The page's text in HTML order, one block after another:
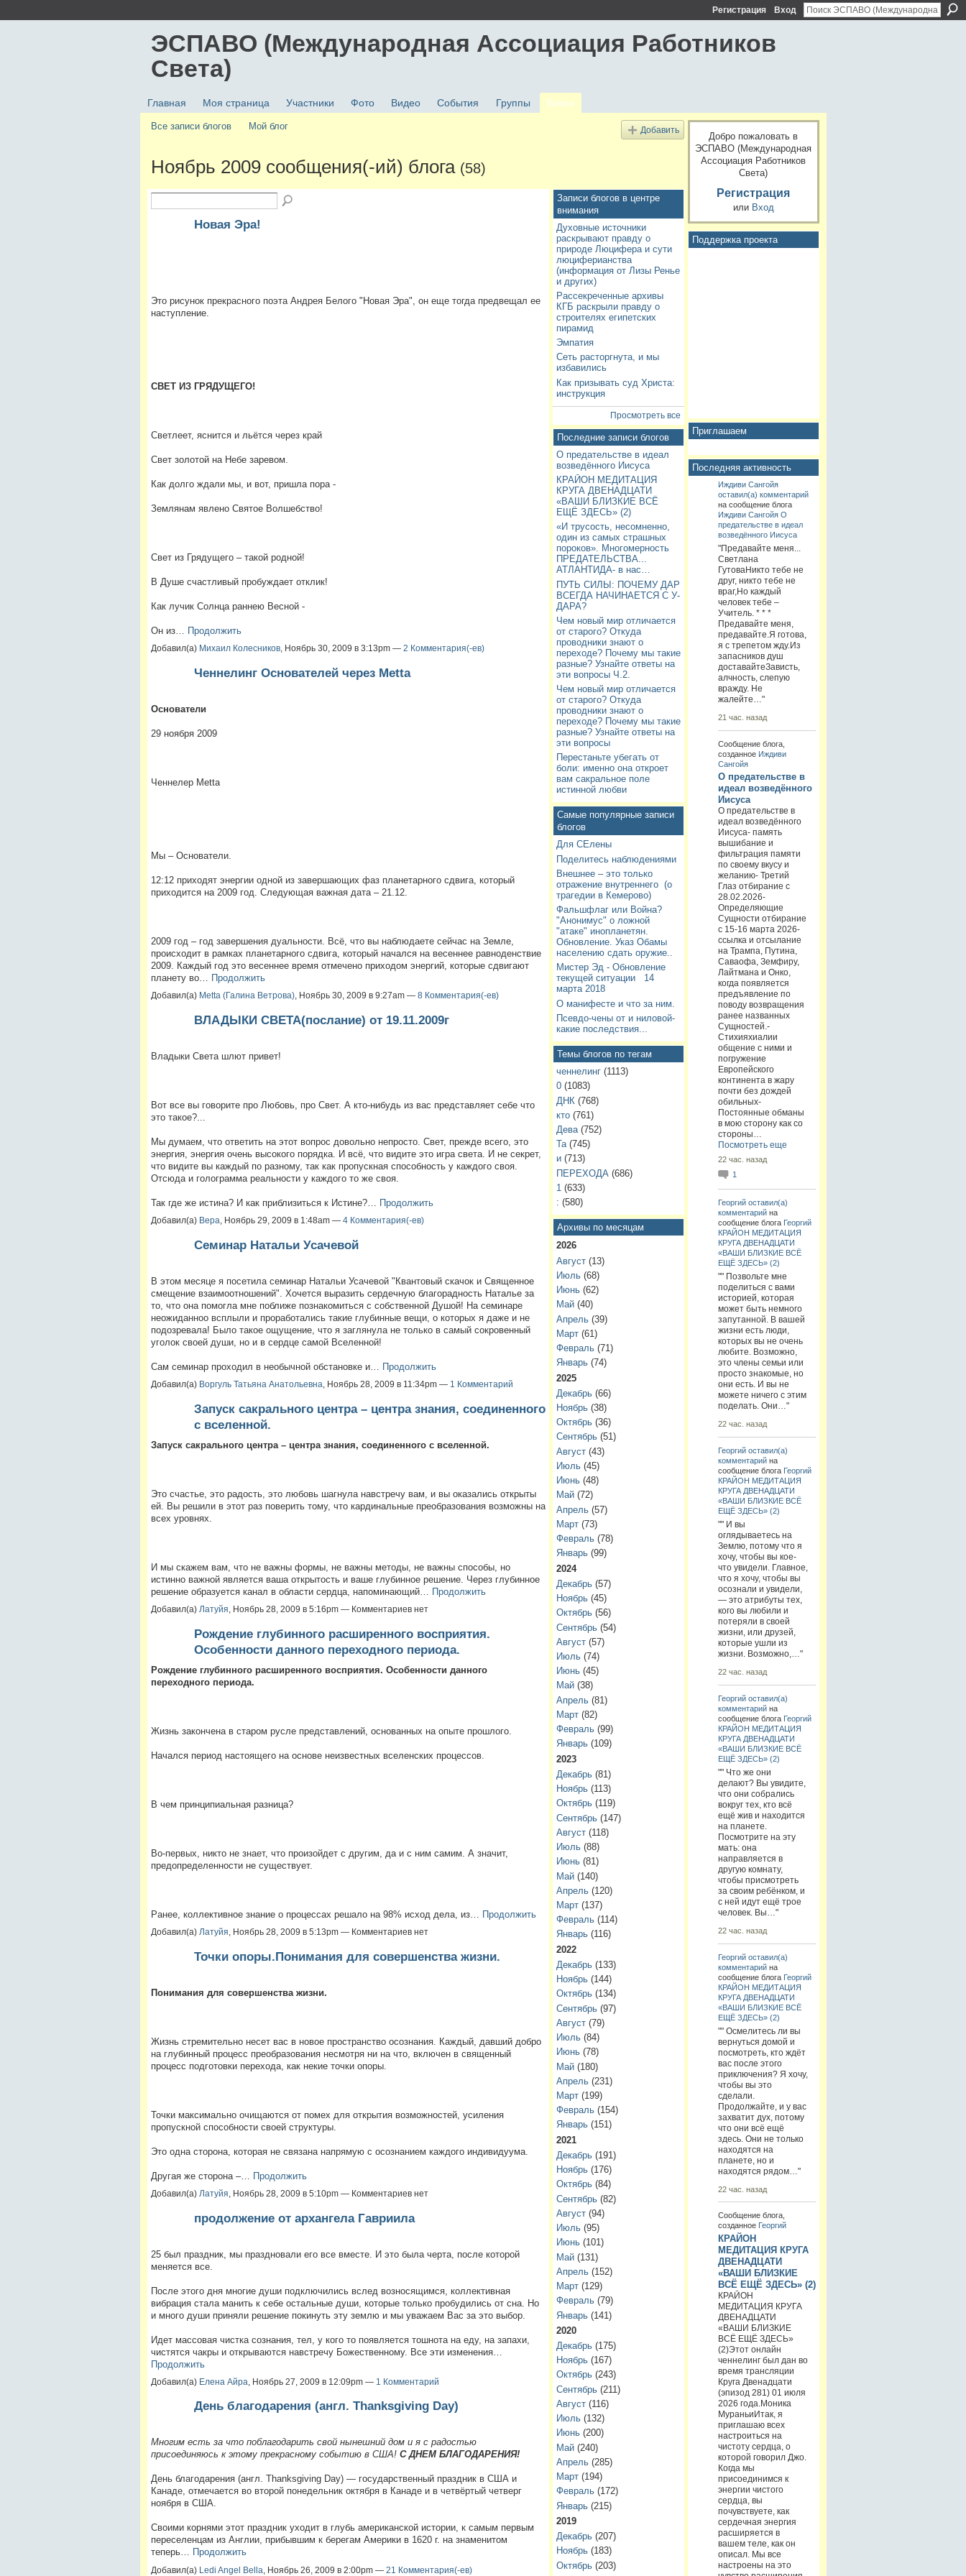
Регистрация Вход
ЭСПАВО (Международная Ассоциация Работников
Света)
Главная Моя страница Участники Фото Видео События Группы Блоги
Все записи блогов Мой блог Добавить
Ноябрь 2009 сообщения(-ий) блога (58)
Новая Эра!
Это рисунок прекрасного поэта Андрея Белого "Новая Эра", он еще тогда предвещал ее
наступление.
СВЕТ ИЗ ГРЯДУЩЕГО!
Светлеет, яснится и льётся через край
Свет золотой на Небе заревом.
Как долго ждали мы, и вот, пришла пора -
Землянам явлено Святое Волшебство!
Свет из Грядущего – такой родной!
В Душе счастливый пробуждает отклик!
Как лучик Солнца раннею Весной -
Он из… Продолжить
Добавил(а) Михаил Колесников, Ноябрь 30, 2009 в 3:13pm — 2 Комментария(-ев)
Ченнелинг Основателей через Metta
Основатели
29 ноября 2009
Ченнелер Metta
Мы – Основатели.
12:12 приходят энергии одной из завершающих фаз планетарного сдвига, который
приходится на 2009 год. Следующая важная дата – 21.12.
2009 год – год завершения дуальности. Всё, что вы наблюдаете сейчас на Земле,
происходит в рамках планетарного сдвига, который начался на весеннее равноденствие
2009. Каждый год это весеннее время отмечено приходом энергий, которые сдвигают
планету во…
Продолжить
Добавил(а) Metta (Галина Ветрова), Ноябрь 30, 2009 в 9:27am — 8 Комментария(-ев)
ВЛАДЫКИ СВЕТА(послание) от 19.11.2009г
Владыки Света шлют привет!
Вот все вы говорите про Любовь, про Свет. А кто-нибудь из вас представляет себе что
это такое?...
Мы думаем, что ответить на этот вопрос довольно непросто. Свет, прежде всего, это
энергия, энергия очень высокого порядка. И всё, что видите это игра света. И не секрет,
что видите вы каждый по разному, так как пропускная способность у каждого своя.
Отсюда и голограмма реальности у каждого то же своя.
Так где же истина? И как приблизиться к Истине?… Продолжить
Добавил(а) Вера, Ноябрь 29, 2009 в 1:48am — 4 Комментария(-ев)
Семинар Натальи Усачевой
В этом месяце я посетила семинар Натальи Усачевой "Квантовый скачок и Священное
смещение взаимоотношений". Хочется выразить сердечную благорадность Наталье за
то, что она помогла мне поближе познакомиться с собственной Душой! На семинаре
неожиданноо всплыли и проработались такие глубинные вещи, о которых я даже и не
подозревала! Было такое ощущение, что я заглянула не только в самый сокровенный
уголок своей души, но и в сердце самой Вселенной!
Сам семинар проходил в необычной обстановке и… Продолжить
Добавил(а) Воргуль Татьяна Анатольевна, Ноябрь 28, 2009 в 11:34pm — 1 Комментарий
Запуск сакрального центра – центра знания, соединенного
с вселенной.
Запуск сакрального центра – центра знания, соединенного с вселенной.
Это счастье, это радость, это любовь шагнула навстречу вам, и вы оказались открыты
ей. Вы решили в этот раз поверить тому, что кардинальные преобразования возможны на
всех уровнях.
И мы скажем вам, что не важны формы, не важны методы, не важны способы, но
истинно важной является ваша открытость и ваше глубинное решение. Через глубинное
решение образуется канал в области сердца, напоминающий… Продолжить
Добавил(а) Латуйя, Ноябрь 28, 2009 в 5:16pm — Комментариев нет
Рождение глубинного расширенного восприятия.
Особенности данного переходного периода.
Рождение глубинного расширенного восприятия. Особенности данного
переходного периода.
Жизнь закончена в старом русле представлений, основанных на опыте прошлого.
Начался период настоящего на основе неизвестных вселенских процессов.
В чем принципиальная разница?
Во-первых, никто не знает, что произойдет с другим, да и с ним самим. А значит,
предопределенности не существует.
Ранее, коллективное знание о процессах решало на 98% исход дела, из… Продолжить
Добавил(а) Латуйя , Ноябрь 28, 2009 в 5:13pm — Комментариев нет
Точки опоры.Понимания для совершенства жизни.
Понимания для совершенства жизни.
Жизнь стремительно несет вас в новое пространство осознания. Каждый, давший добро
на глубинный процесс преобразования несмотря ни на что, включен в священный
процесс подготовки перехода, как некие точки опоры.
Точки максимально очищаются от помех для открытия возможностей, усиления
пропускной способности своей структуры.
Это одна сторона, которая не связана напрямую с осознанием каждого индивидуума.
Другая же сторона –… Продолжить
Добавил(а) Латуйя , Ноябрь 28, 2009 в 5:10pm — Комментариев нет
продолжение от архангела Гавриила
25 был праздник, мы праздновали его все вместе. И это была черта, после которой
меняется все.
После этого дня многие души подключились вслед возносящимся, коллективная
вибрация стала манить к себе остальные души, которые только пробудились от сна. Но
и много души приняли решение покинуть эту землю и мы уважаем Вас за это выбор.
Идет массовая чистка сознания, тел, у кого то появляется тошнота на еду, на запахи,
чистятся чакры и открываются навстречу Божественному. Все эти изменения…
Продолжить
Добавил(а) Елена Айра , Ноябрь 27, 2009 в 12:09pm — 1 Комментарий
День благодарения (англ. Thanksgiving Day)
Многим есть за что поблагодарить свой нынешний дом и я с радостью
присоединяюсь к этому прекрасному событию в США! С ДНЕМ БЛАГОДАРЕНИЯ!
День благодарения (англ. Thanksgiving Day) — государственный праздник в США и
Канаде, отмечается во второй понедельник октября в Канаде и в четвёртый четверг
ноября в США.
Своими корнями этот праздник уходит в глубь американской истории, к самым первым
переселенцам из Англии, прибывшим к берегам Америки в 1620 г. на знаменитом
теперь… Продолжить
Добавил(а) Ledi Angel Bella , Ноябрь 26, 2009 в 2:00pm — 21 Комментария(-ев)
Записи блогов в центре
внимания
Духовные источники
раскрывают правду о
природе Люцифера и сути
люциферианства
(информация от Лизы Ренье
и других)
Рассекреченные архивы
КГБ раскрыли правду о
строителях египетских
пирамид
Эмпатия
Сеть расторгнута, и мы
избавились
Как призывать суд Христа:
инструкция
Просмотреть все
Последние записи блогов
О предательстве в идеал
возведённого Иисуса
КРАЙОН МЕДИТАЦИЯ
КРУГА ДВЕНАДЦАТИ
«ВАШИ БЛИЗКИЕ ВСЁ
ЕЩЁ ЗДЕСЬ» (2)
«И трусость, несомненно,
один из самых страшных
пороков». Многомерность
ПРЕДАТЕЛЬСТВА...
АТЛАНТИДА- в нас…
ПУТЬ СИЛЫ: ПОЧЕМУ ДАР
ВСЕГДА НАЧИНАЕТСЯ С У-
ДАРА?
Чем новый мир отличается
от старого? Откуда
проводники знают о
переходе? Почему мы такие
разные? Узнайте ответы на
эти вопросы Ч.2.
Чем новый мир отличается
от старого? Откуда
проводники знают о
переходе? Почему мы такие
разные? Узнайте ответы на
эти вопросы
Перестаньте убегать от
боли: именно она откроет
вам сакральное поле
истинной любви
Самые популярные записи
блогов
Для СЕлены
Поделитесь наблюдениями
Внешнее – это только
отражение внутреннего (о
трагедии в Кемерово)
Фальшфлаг или Война?
"Анонимус" о ложной
"атаке" инопланетян.
Обновление. Указ Обамы
населению сдать оружие..
Мистер Эд - Обновление
текущей ситуации 14
марта 2018
О манифесте и что за ним.
Псевдо-чены от и ниловой-
какие последствия...
Темы блогов по тегам
ченнелинг(1113)
0(1083)
ДНК (768)
кто(761)
Дева(752)
Та(745)
и(713)
ПЕРЕХОДА (686)
1 (633)
: (580)
Архивы по месяцам
2026
Август(13)
Июль(68)
Июнь(62)
Май(40)
Апрель(39)
Март(61)
Февраль(71)
Январь(74)
2025
Декабрь(66)
Ноябрь(38)
Октябрь(36)
Сентябрь(51)
Август(43)
Июль(45)
Июнь(48)
Май(72)
Апрель(57)
Март(73)
Февраль(78)
Январь(99)
2024
Декабрь(57)
Ноябрь(45)
Октябрь(56)
Сентябрь(54)
Август(57)
Июль(74)
Июнь(45)
Май(38)
Апрель(81)
Март(82)
Февраль(99)
Январь(109)
2023
Декабрь(81)
Ноябрь(113)
Октябрь(119)
Сентябрь(147)
Август(118)
Июль(88)
Июнь(81)
Май(140)
Апрель(120)
Март(137)
Февраль(114)
Январь(116)
2022
Декабрь(133)
Ноябрь(144)
Октябрь(134)
Сентябрь(97)
Август(79)
Июль(84)
Июнь(78)
Май(180)
Апрель(231)
Март(199)
Февраль(154)
Январь(151)
2021
Декабрь(191)
Ноябрь(176)
Октябрь(84)
Сентябрь(82)
Август(94)
Июль(95)
Июнь(101)
Май(131)
Апрель(152)
Март(129)
Февраль(79)
Январь(141)
2020
Декабрь(175)
Ноябрь(167)
Октябрь(243)
Сентябрь(211)
Август(116)
Июль(132)
Июнь(200)
Май(240)
Апрель(285)
Март(194)
Февраль(172)
Январь(215)
2019
Декабрь(207)
Ноябрь(183)
Октябрь(203)
Добро пожаловать в
ЭСПАВО (Международная
Ассоциация Работников
Света)
Регистрация
или Вход
Поддержка проекта
Приглашаем
Последняя активность
Иждиви Сангойя
оставил(а) комментарий
на сообщение блога
Иждиви Сангойя О
предательстве в идеал
возведённого Иисуса
"Предавайте меня...
Светлана
ГутоваНикто тебе не
друг, никто тебе не
враг,Но каждый
человек тебе –
Учитель. * * *
Предавайте меня,
предавайте.Я готова,
я с трепетом жду.Из
запасников душ
доставайтеЗависть,
алчность, слепую
вражду. Не
жалейте…"
21 час. назад
Сообщение блога,
созданное Иждиви
Сангойя
О предательстве в
идеал возведённого
Иисуса
О предательстве в
идеал возведённого
Иисуса- память
вышибание и
фильтрация памяти
по своему вкусу и
желанию- Третий
Глаз отбирание с
28.02.2026-
Определяющие
Сущности отбирание
с 15-16 марта 2026-
ссылка и отсылание
на Трампа, Путина,
Саваофа, Земфиру,
Лайтмана и Онко,
когда появляется
предъявление по
поводу возвращения
ранее названных
Сущностей.-
Стихияхиалии
общение с ними и
погружение
Европейского
континента в жару
почти без дождей
обильных-
Постоянные обманы
в мою сторону как со
стороны…
Посмотреть еще
22 час. назад
1
Георгий оставил(а)
комментарийна
сообщение блога Георгий
КРАЙОН МЕДИТАЦИЯ
КРУГА ДВЕНАДЦАТИ
«ВАШИ БЛИЗКИЕ ВСЁ
ЕЩЁ ЗДЕСЬ» (2)
"" Позвольте мне
поделиться с вами
историей, которая
может быть немного
запутанной. В вашей
жизни есть люди,
которых вы не очень
любите. Возможно,
это члены семьи или
просто знакомые, но
они есть. И вы не
можете ничего с этим
поделать. Они…"
22 час. назад
Георгий оставил(а)
комментарийна
сообщение блога Георгий
КРАЙОН МЕДИТАЦИЯ
КРУГА ДВЕНАДЦАТИ
«ВАШИ БЛИЗКИЕ ВСЁ
ЕЩЁ ЗДЕСЬ» (2)
"" И вы
оглядываетесь на
Землю, потому что я
хочу, чтобы вы кое-
что увидели. Главное,
что я хочу, чтобы вы
осознали и увидели,
— это атрибуты тех,
кого вы любили и
потеряли в своей
жизни, или друзей,
которые ушли из
жизни. Возможно,…"
22 час. назад
Георгий оставил(а)
комментарийна
сообщение блога Георгий
КРАЙОН МЕДИТАЦИЯ
КРУГА ДВЕНАДЦАТИ
«ВАШИ БЛИЗКИЕ ВСЁ
ЕЩЁ ЗДЕСЬ» (2)
"" Что же они
делают? Вы увидите,
что они собрались
вокруг тех, кто всё
ещё жив и находится
на планете.
Посмотрите на эту
мать: она
направляется в
другую комнату,
чтобы присмотреть
за своим ребёнком, и
с ней идут ещё трое
человек. Вы…"
22 час. назад
Георгий оставил(а)
комментарийна
сообщение блога Георгий
КРАЙОН МЕДИТАЦИЯ
КРУГА ДВЕНАДЦАТИ
«ВАШИ БЛИЗКИЕ ВСЁ
ЕЩЁ ЗДЕСЬ» (2)
"" Осмелитесь ли вы
вернуться домой и
посмотреть, кто ждёт
вас после этого
приключения? Я хочу,
чтобы вы это
сделали.
Продолжайте, и у вас
захватит дух, потому
что они всё ещё
здесь. Они не только
находятся на
планете, но и
находятся рядом…"
22 час. назад
Сообщение блога,
созданное Георгий
КРАЙОН
МЕДИТАЦИЯ КРУГА
ДВЕНАДЦАТИ
«ВАШИ БЛИЗКИЕ
ВСЁ ЕЩЁ ЗДЕСЬ» (2)
КРАЙОН
МЕДИТАЦИЯ КРУГА
ДВЕНАДЦАТИ
«ВАШИ БЛИЗКИЕ
ВСЁ ЕЩЁ ЗДЕСЬ»
(2)Этот онлайн
ченнелинг был дан во
время трансляции
Круга Двенадцати
(эпизод 281) 01 июля
2026 года.Моника
МураньиИтак, я
приглашаю всех
настроиться на
чистоту сердца, о
которой говорил Джо.
Когда мы
присоединимся к
энергии чистого
сердца, вы
почувствуете, как
сердечная энергия
расширяется в
вашем теле, как он
описал. Мы все
настроены на это